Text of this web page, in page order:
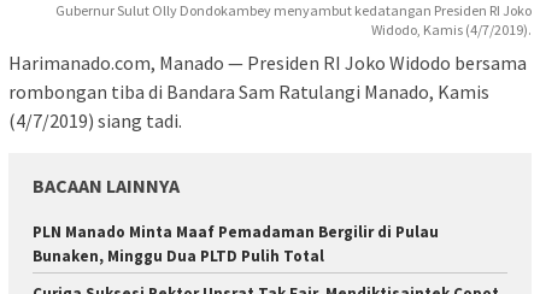
Gubernur Sulut Olly Dondokambey menyambut kedatangan Presiden RI Joko
Widodo, Kamis (4/7/2019).
Harimanado.com, Manado — Presiden RI Joko Widodo bersama
rombongan tiba di Bandara Sam Ratulangi Manado, Kamis
(4/7/2019) siang tadi.
BACAAN LAINNYA
PLN Manado Minta Maaf Pemadaman Bergilir di Pulau
Bunaken, Minggu Dua PLTD Pulih Total